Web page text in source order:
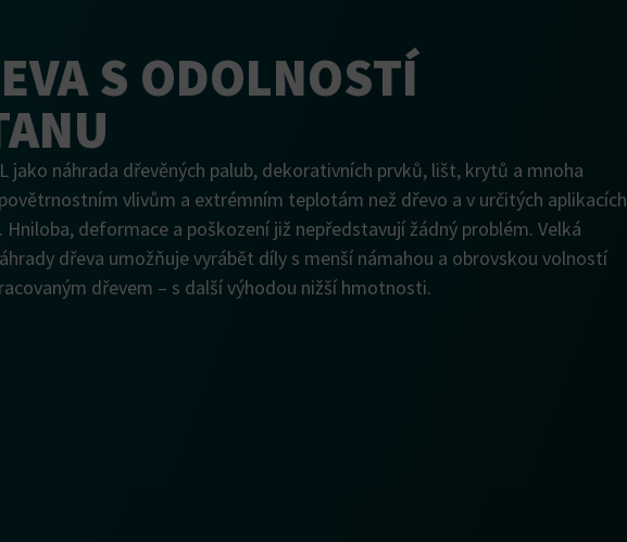
S ODOLNOSTÍ
jako náhrada dřevěných palub, dekorativních prvků, lišt, krytů a mnoha
vlivům a extrémním teplotám než dřevo a v určitých aplikacích
deformace a poškození již nepředstavují žádný problém. Velká
dřeva umožňuje vyrábět díly s menší námahou a obrovskou volností
dřevem – s další výhodou nižší hmotnosti.